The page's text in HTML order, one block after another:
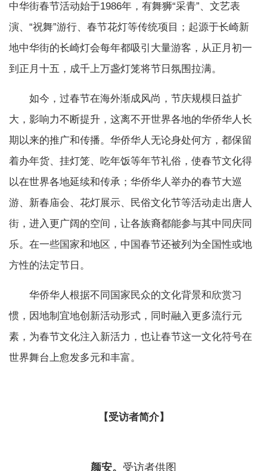
中华街春节活动始于1986年，有舞狮“采青”、文艺表
演、“祝舞”游行、春节花灯等传统项目；起源于长崎新
地中华街的长崎灯会每年都吸引大量游客，从正月初一
到正月十五，成千上万盏灯笼将节日氛围拉满。
如今，过春节在海外渐成风尚，节庆规模日益扩
大，影响力不断提升，这离不开世界各地的华侨华人长
期以来的推广和传播。华侨华人无论身处何方，都保留
着办年货、挂灯笼、吃年饭等年节礼俗，使春节文化得
以在世界各地延续和传承；华侨华人举办的春节大巡
游、新春庙会、花灯展示、民俗文化节等活动走出唐人
街，进入更广阔的空间，让各族裔都能参与其中同庆同
乐。在一些国家和地区，中国春节还被列为全国性或地
方性的法定节日。
华侨华人根据不同国家民众的文化背景和欣赏习
惯，因地制宜地创新活动形式，同时融入更多流行元
素，为春节文化注入新活力，也让春节这一文化符号在
世界舞台上愈发多元和丰富。
【受访者简介】
颜安。 受访者供图